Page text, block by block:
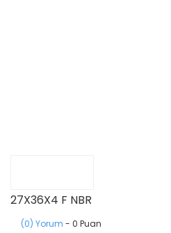
27X36X4 F NBR
(0) Yorum - 0 Puan